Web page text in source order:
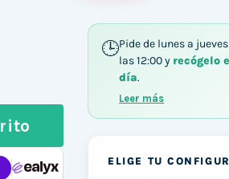
SFF / i7-4770 / 16GB DDR3
Pide de lunes a
las 12:00 y recógelo
día.
Leer más
ELIGE TU